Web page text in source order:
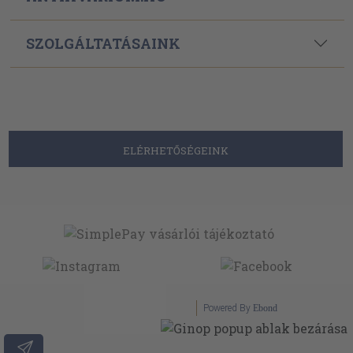
SZOLGÁLTATÁSAINK
ELÉRHETŐSÉGEINK
Powered By Ebond